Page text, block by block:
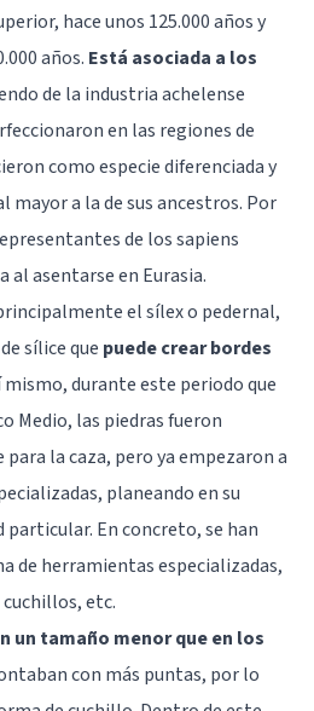
hace unos 125.000 años y
años. Está asociada a los
de la industria achelense
en las regiones de
como especie diferenciada y
mayor a la de sus ancestros. Por
de los sapiens
asentarse en Eurasia.
el sílex o pedernal,
sílice que puede crear bordes
mismo, durante este periodo que
Medio, las piedras fueron
la caza, pero ya empezaron a
planeando en su
En concreto, se han
de herramientas especializadas,
etc.
un tamaño menor que en los
con más puntas, por lo